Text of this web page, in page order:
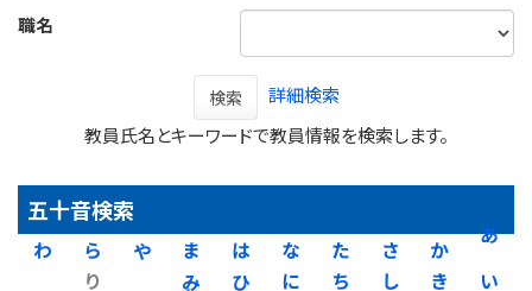
職名
検索
詳細検索
教員氏名とキーワードで教員情報を検索します。
五十音検索
あ
い
か
き
さ
し
た
ち
な
に
は
ひ
ま
み
や
ら
り
わ